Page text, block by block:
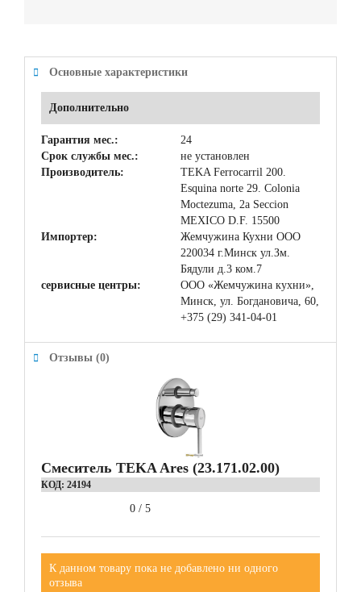
Основные характеристики
Дополнительно
Гарантия мес.:
24
Срок службы мес.:
не установлен
Производитель:
TEKA Ferrocarril 200.
Esquina norte 29. Colonia
Moctezuma, 2a Seccion
MEXICO D.F. 15500
Импортер:
Жемчужина Кухни ООО
220034 г.Минск ул.Зм.
Бядули д.3 ком.7
сервисные центры:
ООО «Жемчужина кухни»,
Минск, ул. Богдановича, 60,
+375 (29) 341-04-01
Отзывы (0)
Смеситель TEKA Ares (23.171.02.00)
КОД: 24194
0 / 5
К данном товару пока не добавлено ни одного
отзыва